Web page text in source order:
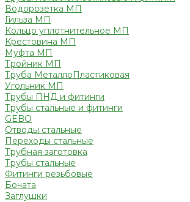
Водорозетка МП
Гильза МП
Кольцо уплотнительное МП
Крестовина МП
Муфта МП
Тройник МП
Труба МеталлоПластиковая
Угольник МП
Трубы ПНД и фитинги
Трубы стальные и фитинги
GEBO
Отводы стальные
Переходы стальные
Трубная заготовка
Трубы стальные
Фитинги резьбовые
Бочата
Заглушки